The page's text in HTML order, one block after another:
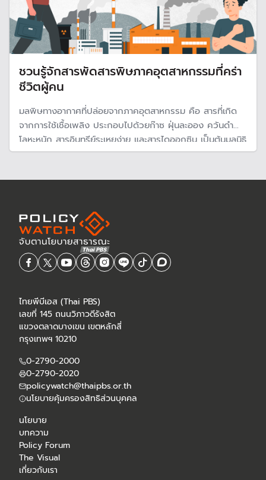
ชวนรู้จักสารพัดสารพิษภาคอุตสาหกรรมที่คร่า
ชีวิตผู้คน
มลพิษทางอากาศที่ปล่อยจากภาคอุตสาหกรรม คือ สารที่เกิด
จากการใช้เชื้อเพลิง ประกอบไปด้วยก๊าซ ฝุ่นละออง ควันดำ
โลหะหนัก สารอินทรีย์ระเหยง่าย และสารไดออกซิน เป็นต้นมูลนิธิ
บูรณะนิเวศ ได้รวบรวมข้อมูลอันตรายจากสารพิษเหล่านี้ ใน
ทางอากาศกับผลกระทบแสนอันตราย”
ไทยพีบีเอส (Thai PBS)
เลขที่ 145 ถนนวิภาวดีรังสิต
แขวงตลาดบางเขน เขตหลักสี่
กรุงเทพฯ 10210
0-2790-2000
0-2790-2020
policywatch@thaipbs.or.th
นโยบายคุ้มครองสิทธิส่วนบุคคล
นโยบาย
บทความ
Policy Forum
The Visual
เกี่ยวกับเรา